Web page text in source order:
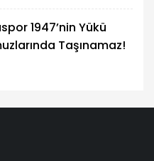
1947’nin Yükü
Taşınamaz!